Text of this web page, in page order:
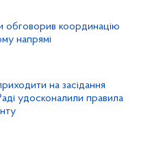
обговорив координацію
напрямі
на засідання
удосконалили правила